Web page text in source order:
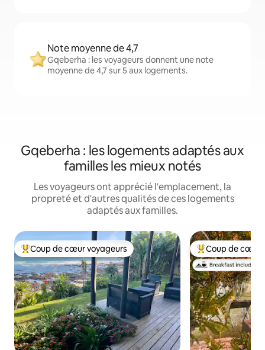
Note moyenne de 4,7
Gqeberha : les voyageurs donnent une note
moyenne de 4,7 sur 5 aux logements.
Gqeberha : les logements adaptés aux
familles les mieux notés
Les voyageurs ont apprécié l'emplacement, la
propreté et d'autres qualités de ces logements
adaptés aux familles.
Coup de cœur voyageurs parmi les plus aimés
Coup de cœur voyageurs Coup de cœur
Coup de cœur